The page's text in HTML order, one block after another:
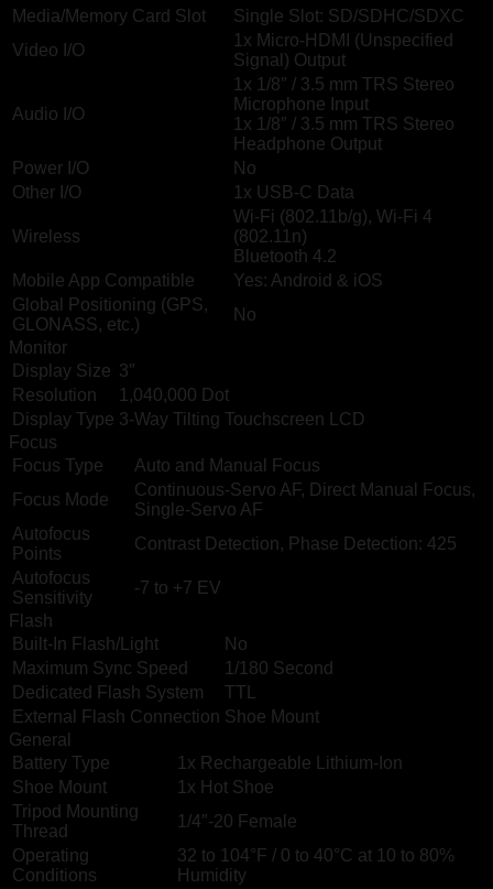
Media/Memory Card Slot
Single Slot: SD/SDHC/SDXC
Video I/O
1x Micro-HDMI (Unspecified
Signal) Output
Audio I/O
1x 1/8″ / 3.5 mm TRS Stereo
Microphone Input
1x 1/8″ / 3.5 mm TRS Stereo
Headphone Output
Power I/O
No
Other I/O
1x USB-C Data
Wireless
Wi-Fi (802.11b/g), Wi-Fi 4
(802.11n)
Bluetooth 4.2
Mobile App Compatible
Yes: Android & iOS
Global Positioning (GPS,
GLONASS, etc.)
No
Monitor
Display Size 3″
Resolution
1,040,000 Dot
Display Type 3-Way Tilting Touchscreen LCD
Focus
Focus Type
Auto and Manual Focus
Focus Mode
Continuous-Servo AF, Direct Manual Focus,
Single-Servo AF
Autofocus
Points
Contrast Detection, Phase Detection: 425
Autofocus
Sensitivity
-7 to +7 EV
Flash
Built-In Flash/Light
No
Maximum Sync Speed
1/180 Second
Dedicated Flash System
TTL
External Flash Connection Shoe Mount
General
Battery Type
1x Rechargeable Lithium-Ion
Shoe Mount
1x Hot Shoe
Tripod Mounting
Thread
1/4″-20 Female
Operating
Conditions
32 to 104°F / 0 to 40°C at 10 to 80%
Humidity